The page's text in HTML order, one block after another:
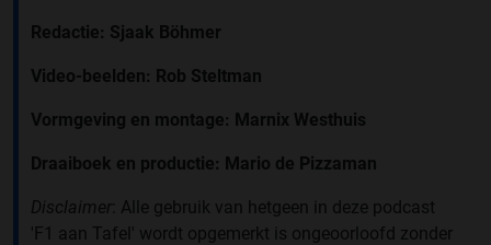
Redactie: Sjaak Böhmer
Video-beelden: Rob Steltman
Vormgeving en montage: Marnix Westhuis
Draaiboek en productie: Mario de Pizzaman
Disclaimer : Alle gebruik van hetgeen in deze podcast
'F1 aan Tafel' wordt opgemerkt is ongeoorloofd zonder